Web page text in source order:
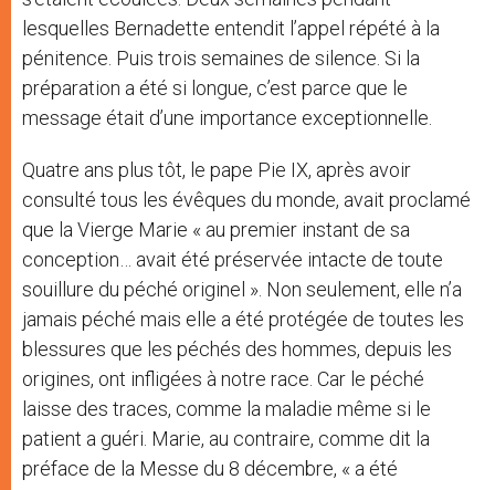
lesquelles Bernadette entendit l’appel répété à la
pénitence. Puis trois semaines de silence. Si la
préparation a été si longue, c’est parce que le
message était d’une importance exceptionnelle.
Quatre ans plus tôt, le pape Pie IX, après avoir
consulté tous les évêques du monde, avait proclamé
que la Vierge Marie « au premier instant de sa
conception… avait été préservée intacte de toute
souillure du péché originel ». Non seulement, elle n’a
jamais péché mais elle a été protégée de toutes les
blessures que les péchés des hommes, depuis les
origines, ont infligées à notre race. Car le péché
laisse des traces, comme la maladie même si le
patient a guéri. Marie, au contraire, comme dit la
préface de la Messe du 8 décembre, « a été